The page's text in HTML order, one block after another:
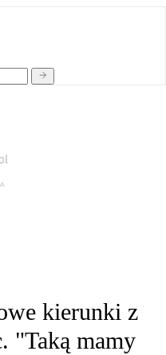
kierunki z
"Taką mamy